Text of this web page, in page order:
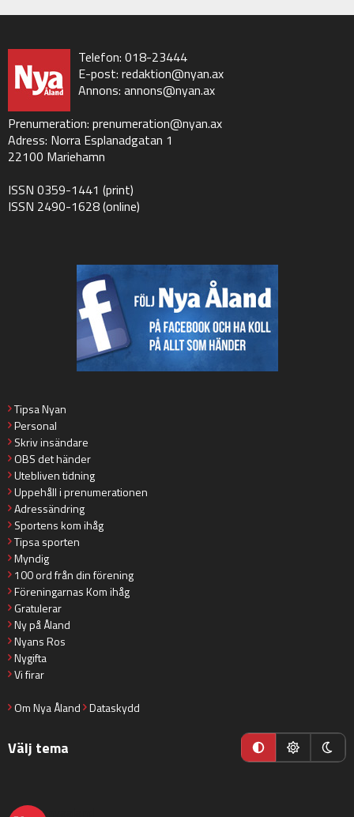
Telefon: 018-23444
E-post: redaktion@nyan.ax
Annons: annons@nyan.ax
Prenumeration: prenumeration@nyan.ax
Adress: Norra Esplanadgatan 1
22100 Mariehamn
ISSN 0359-1441 (print)
ISSN 2490-1628 (online)
Tipsa Nyan
Personal
Skriv insändare
OBS det händer
Utebliven tidning
Uppehåll i prenumerationen
Adressändring
Sportens kom ihåg
Tipsa sporten
Myndig
100 ord från din förening
Föreningarnas Kom ihåg
Gratulerar
Ny på Åland
Nyans Ros
Nygifta
Vi firar
Om Nya Åland Dataskydd
Välj tema